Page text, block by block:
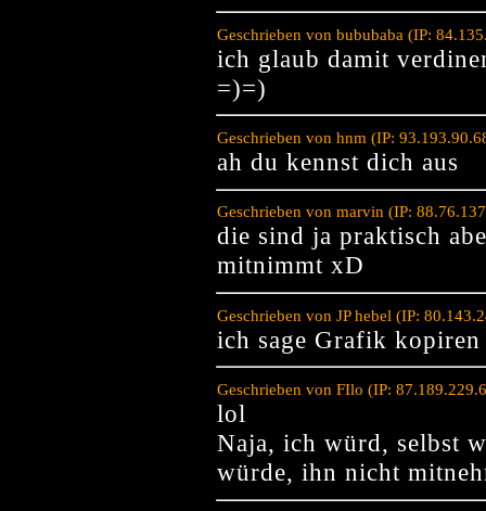
Geschrieben von bububaba (IP:
ich glaub damit
=)=)
Geschrieben von hnm (IP:
ah du kennst dich aus
Geschrieben von marvin (IP:
die sind ja praktisch
mitnimmt xD
Geschrieben von JP hebel (IP:
ich sage Grafik
Geschrieben von FIlo (IP:
lol
Naja, ich würd, selbst
würde, ihn nicht